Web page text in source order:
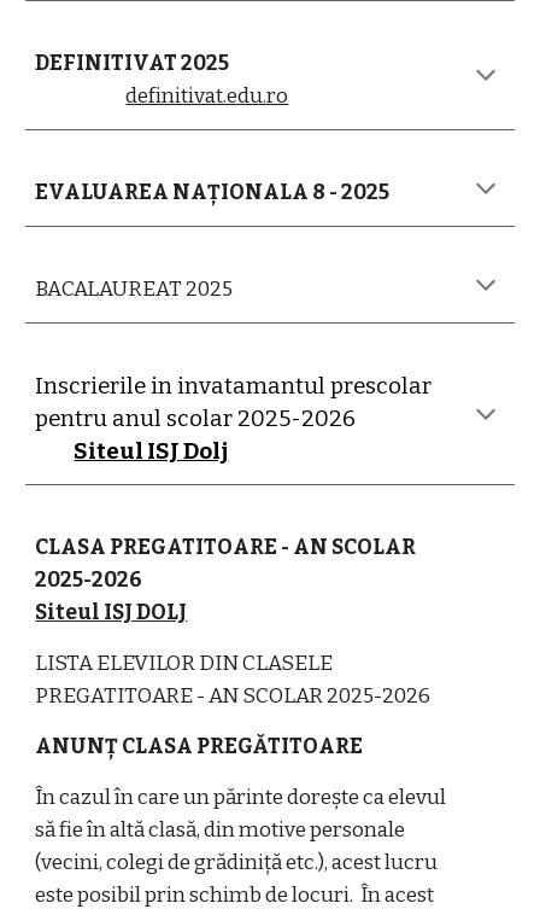
DEFINITIVAT 2025
definitivat.edu.ro
EVALUAREA NAȚIONALA 8 - 2025
BACALAUREAT 2025
Inscrierile in invatamantul prescolar
pentru anul scolar 2025-2026
Siteul ISJ Dolj
CLASA PREGATITOARE - AN SCOLAR
2025-2026
Siteul ISJ DOLJ
LISTA ELEVILOR DIN CLASELE
PREGATITOARE- AN SCOLAR 2025-2026
ANUNȚ CLASA PREGĂTITOARE
În cazul în care un părinte dorește ca elevul
să fie în altă clasă, din motive personale
(vecini, colegi de grădiniță etc.), acest lucru
este posibil prin schimb de locuri. În acest